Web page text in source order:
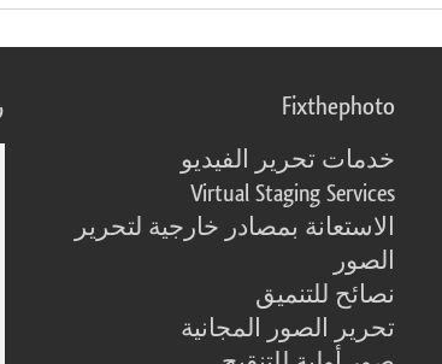
Fixthephoto
خدمات تحرير الفيديو
Virtual Staging Services
الاستعانة بمصادر خارجية لتحرير
الصور
نصائح للتنميق
تحرير الصور المجانية